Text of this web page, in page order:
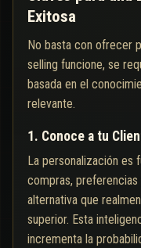
Exitosa
No basta con ofrecer
selling funcione, se
basada en el
relevante.
1. Conoce a tu
La personalización es
compras,
alternativa que
superior. Esta
incrementa la